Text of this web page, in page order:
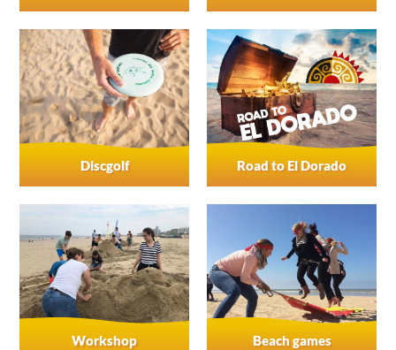
Discgolf Road to El Dorado
Workshop
Beach games